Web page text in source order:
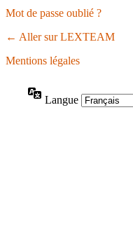
Mot de passe oublié ?
← Aller sur LEXTEAM
Mentions légales
Langue